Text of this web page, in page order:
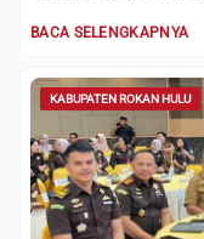
BACA SELENGKAPNYA
KABUPATEN ROKAN HULU